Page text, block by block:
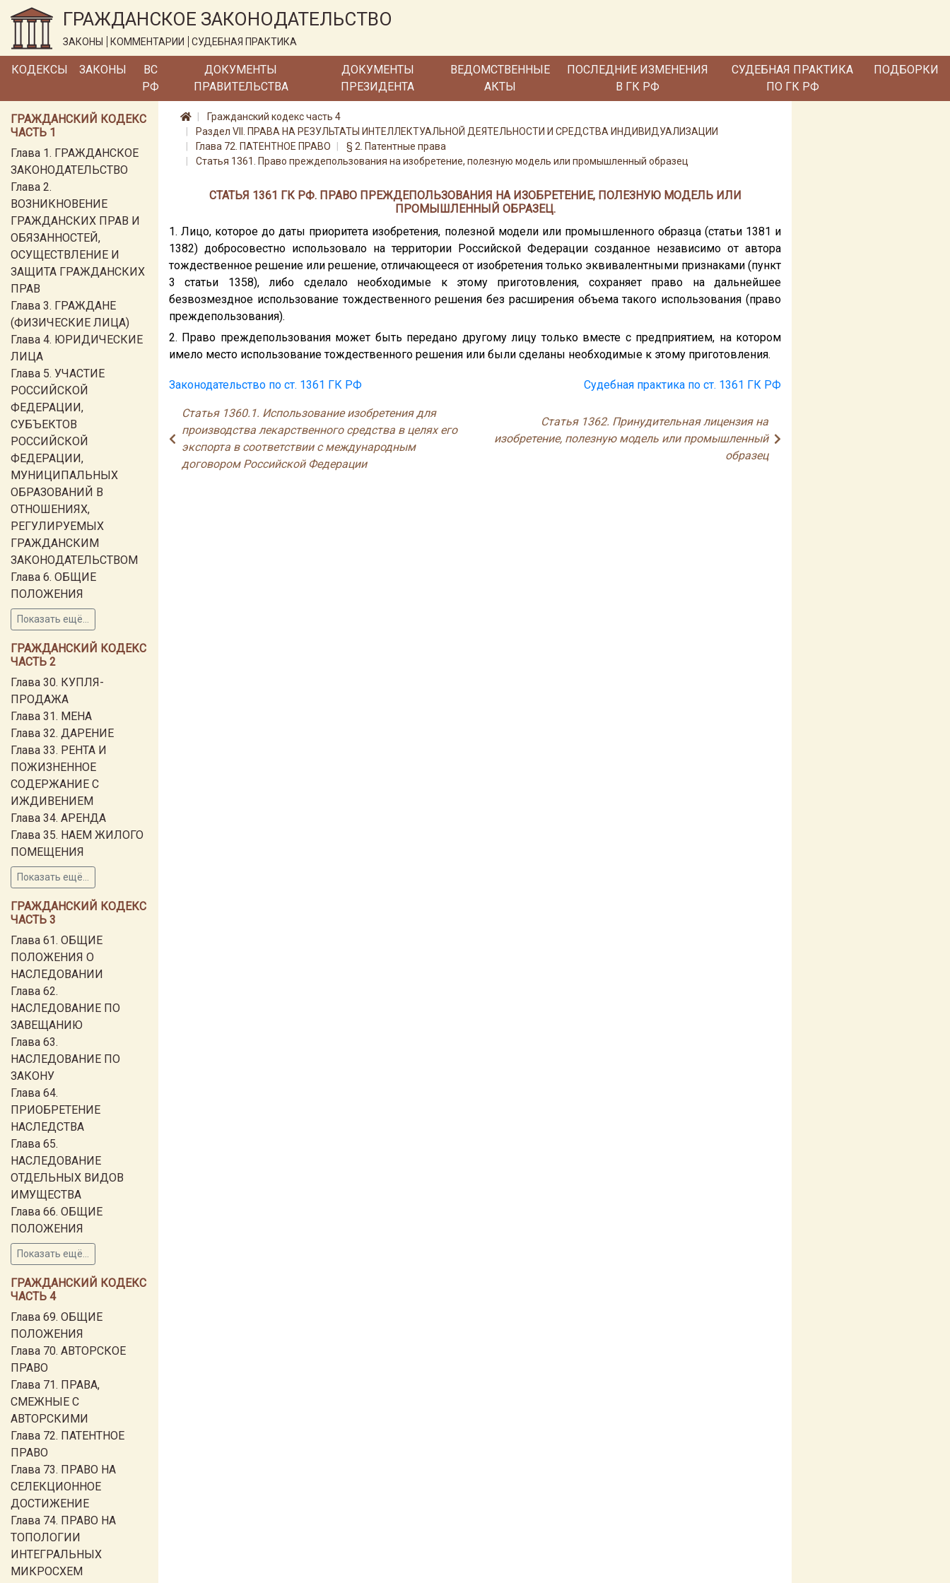
ГРАЖДАНСКОЕ ЗАКОНОДАТЕЛЬСТВО
ЗАКОНЫ КОММЕНТАРИИ СУДЕБНАЯ ПРАКТИКА
КОДЕКСЫ ЗАКОНЫ
ВС
РФ
ДОКУМЕНТЫ
ПРАВИТЕЛЬСТВА
ДОКУМЕНТЫ
ПРЕЗИДЕНТА
ВЕДОМСТВЕННЫЕ
АКТЫ
ПОСЛЕДНИЕ ИЗМЕНЕНИЯ
В ГК РФ
СУДЕБНАЯ ПРАКТИКА
ПО ГК РФ
ПОДБОРКИ
ГРАЖДАНСКИЙ КОДЕКС
ЧАСТЬ 1
Глава 1. ГРАЖДАНСКОЕ
ЗАКОНОДАТЕЛЬСТВО
Глава 2.
ВОЗНИКНОВЕНИЕ
ГРАЖДАНСКИХ ПРАВ И
ОБЯЗАННОСТЕЙ,
ОСУЩЕСТВЛЕНИЕ И
ЗАЩИТА ГРАЖДАНСКИХ
ПРАВ
Глава 3. ГРАЖДАНЕ
(ФИЗИЧЕСКИЕ ЛИЦА)
Глава 4. ЮРИДИЧЕСКИЕ
ЛИЦА
Глава 5. УЧАСТИЕ
РОССИЙСКОЙ
ФЕДЕРАЦИИ,
СУБЪЕКТОВ
РОССИЙСКОЙ
ФЕДЕРАЦИИ,
МУНИЦИПАЛЬНЫХ
ОБРАЗОВАНИЙ В
ОТНОШЕНИЯХ,
РЕГУЛИРУЕМЫХ
ГРАЖДАНСКИМ
ЗАКОНОДАТЕЛЬСТВОМ
Глава 6. ОБЩИЕ
ПОЛОЖЕНИЯ
Показать ещё...
ГРАЖДАНСКИЙ КОДЕКС
ЧАСТЬ 2
Глава 30. КУПЛЯ-
ПРОДАЖА
Глава 31. МЕНА
Глава 32. ДАРЕНИЕ
Глава 33. РЕНТА И
ПОЖИЗНЕННОЕ
СОДЕРЖАНИЕ С
ИЖДИВЕНИЕМ
Глава 34. АРЕНДА
Глава 35. НАЕМ ЖИЛОГО
ПОМЕЩЕНИЯ
Показать ещё...
ГРАЖДАНСКИЙ КОДЕКС
ЧАСТЬ 3
Глава 61. ОБЩИЕ
ПОЛОЖЕНИЯ О
НАСЛЕДОВАНИИ
Глава 62.
НАСЛЕДОВАНИЕ ПО
ЗАВЕЩАНИЮ
Глава 63.
НАСЛЕДОВАНИЕ ПО
ЗАКОНУ
Глава 64.
ПРИОБРЕТЕНИЕ
НАСЛЕДСТВА
Глава 65.
НАСЛЕДОВАНИЕ
ОТДЕЛЬНЫХ ВИДОВ
ИМУЩЕСТВА
Глава 66. ОБЩИЕ
ПОЛОЖЕНИЯ
Показать ещё...
ГРАЖДАНСКИЙ КОДЕКС
ЧАСТЬ 4
Глава 69. ОБЩИЕ
ПОЛОЖЕНИЯ
Глава 70. АВТОРСКОЕ
ПРАВО
Глава 71. ПРАВА,
СМЕЖНЫЕ С
АВТОРСКИМИ
Глава 72. ПАТЕНТНОЕ
ПРАВО
Глава 73. ПРАВО НА
СЕЛЕКЦИОННОЕ
ДОСТИЖЕНИЕ
Глава 74. ПРАВО НА
ТОПОЛОГИИ
ИНТЕГРАЛЬНЫХ
МИКРОСХЕМ
Гражданский кодекс часть 4
Раздел VII. ПРАВА НА РЕЗУЛЬТАТЫ ИНТЕЛЛЕКТУАЛЬНОЙ ДЕЯТЕЛЬНОСТИ И СРЕДСТВА ИНДИВИДУАЛИЗАЦИИ
Глава 72. ПАТЕНТНОЕ ПРАВО
§ 2. Патентные права
Статья 1361. Право преждепользования на изобретение, полезную модель или промышленный образец
СТАТЬЯ 1361 ГК РФ. ПРАВО ПРЕЖДЕПОЛЬЗОВАНИЯ НА ИЗОБРЕТЕНИЕ, ПОЛЕЗНУЮ МОДЕЛЬ ИЛИ
ПРОМЫШЛЕННЫЙ ОБРАЗЕЦ.
1. Лицо, которое до даты приоритета изобретения, полезной модели или промышленного образца (статьи 1381 и
1382) добросовестно использовало на территории Российской Федерации созданное независимо от автора
тождественное решение или решение, отличающееся от изобретения только эквивалентными признаками (пункт
3 статьи 1358), либо сделало необходимые к этому приготовления, сохраняет право на дальнейшее
безвозмездное использование тождественного решения без расширения объема такого использования (право
преждепользования).
2. Право преждепользования может быть передано другому лицу только вместе с предприятием, на котором
имело место использование тождественного решения или были сделаны необходимые к этому приготовления.
Законодательство по ст. 1361 ГК РФ Судебная практика по ст. 1361 ГК РФ
Статья 1360.1. Использование изобретения для
производства лекарственного средства в целях его
экспорта в соответствии с международным
договором Российской Федерации
Статья 1362. Принудительная лицензия на
изобретение, полезную модель или промышленный
образец